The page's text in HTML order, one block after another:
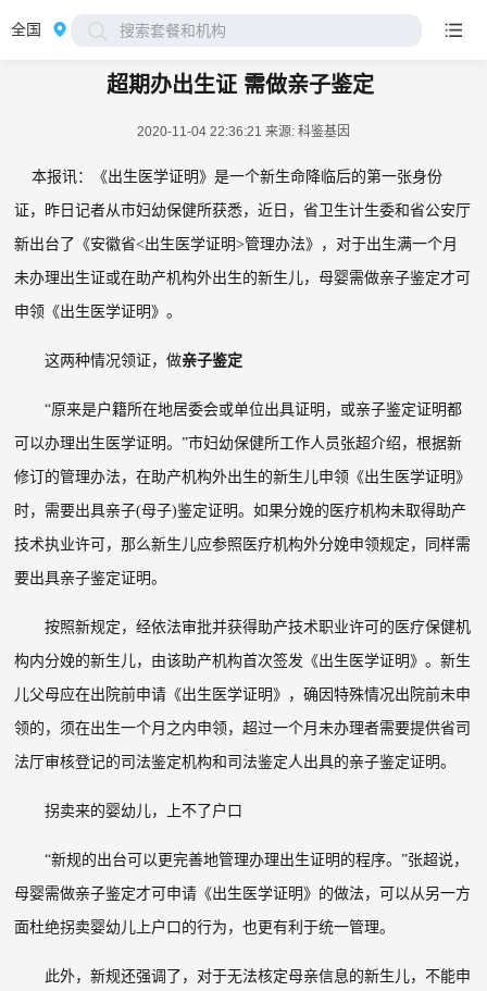
全国 搜索套餐和机构
超期办出生证 需做亲子鉴定
2020-11-04 22:36:21 来源: 科鉴基因
本报讯：《出生医学证明》是一个新生命降临后的第一张身份
证，昨日记者从市妇幼保健所获悉，近日，省卫生计生委和省公安厅
新出台了《安徽省<出生医学证明>管理办法》，对于出生满一个月
未办理出生证或在助产机构外出生的新生儿，母婴需做亲子鉴定才可
申领《出生医学证明》。
这两种情况领证，做亲子鉴定
“原来是户籍所在地居委会或单位出具证明，或亲子鉴定证明都
可以办理出生医学证明。”市妇幼保健所工作人员张超介绍，根据新
修订的管理办法，在助产机构外出生的新生儿申领《出生医学证明》
时，需要出具亲子(母子)鉴定证明。如果分娩的医疗机构未取得助产
技术执业许可，那么新生儿应参照医疗机构外分娩申领规定，同样需
要出具亲子鉴定证明。
按照新规定，经依法审批并获得助产技术职业许可的医疗保健机
构内分娩的新生儿，由该助产机构首次签发《出生医学证明》。新生
儿父母应在出院前申请《出生医学证明》，确因特殊情况出院前未申
领的，须在出生一个月之内申领，超过一个月未办理者需要提供省司
法厅审核登记的司法鉴定机构和司法鉴定人出具的亲子鉴定证明。
拐卖来的婴幼儿，上不了户口
“新规的出台可以更完善地管理办理出生证明的程序。”张超说，
母婴需做亲子鉴定才可申请《出生医学证明》的做法，可以从另一方
面杜绝拐卖婴幼儿上户口的行为，也更有利于统一管理。
此外，新规还强调了，对于无法核定母亲信息的新生儿，不能申